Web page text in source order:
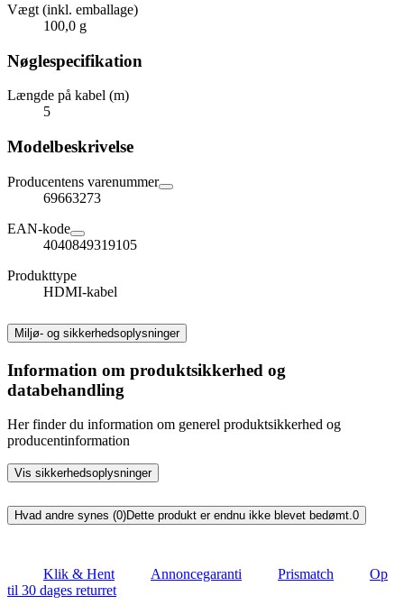
Vægt (inkl. emballage)
100,0 g
Nøglespecifikation
Længde på kabel (m)
5
Modelbeskrivelse
Producentens varenummer
69663273
EAN-kode
4040849319105
Produkttype
HDMI-kabel
Miljø- og sikkerhedsoplysninger
Information om produktsikkerhed og
databehandling
Her finder du information om generel produktsikkerhed og
producentinformation
Vis sikkerhedsoplysninger
Hvad andre synes (0)Dette produkt er endnu ikke blevet bedømt.0
Klik & Hent Annoncegaranti Prismatch
Op
til 30 dages returret